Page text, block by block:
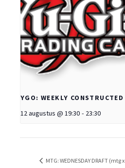
YGO: WEEKLY CONSTRUCTED
12 augustus @ 19:30 - 23:30
MTG: WEDNESDAY DRAFT (mtg x